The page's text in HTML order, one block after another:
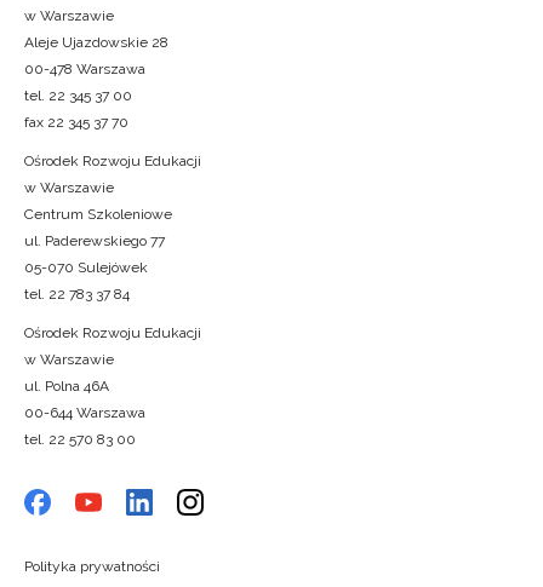
w Warszawie
Aleje Ujazdowskie 28
00-478 Warszawa
tel. 22 345 37 00
fax 22 345 37 70
Ośrodek Rozwoju Edukacji
w Warszawie
Centrum Szkoleniowe
ul. Paderewskiego 77
05-070 Sulejówek
tel. 22 783 37 84
Ośrodek Rozwoju Edukacji
w Warszawie
ul. Polna 46A
00-644 Warszawa
tel. 22 570 83 00
Polityka prywatności